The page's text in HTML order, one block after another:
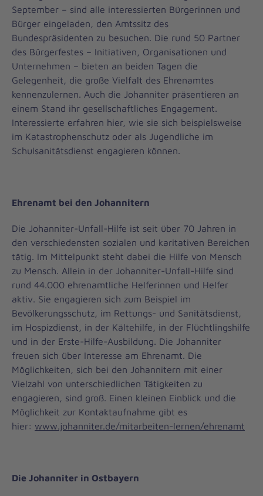
September – sind alle interessierten Bürgerinnen und
Bürger eingeladen, den Amtssitz des
Bundespräsidenten zu besuchen. Die rund 50 Partner
des Bürgerfestes – Initiativen, Organisationen und
Unternehmen – bieten an beiden Tagen die
Gelegenheit, die große Vielfalt des Ehrenamtes
kennenzulernen. Auch die Johanniter präsentieren an
einem Stand ihr gesellschaftliches Engagement.
Interessierte erfahren hier, wie sie sich beispielsweise
im Katastrophenschutz oder als Jugendliche im
Schulsanitätsdienst engagieren können.
Ehrenamt bei den Johannitern
Die Johanniter-Unfall-Hilfe ist seit über 70 Jahren in
den verschiedensten sozialen und karitativen Bereichen
tätig. Im Mittelpunkt steht dabei die Hilfe von Mensch
zu Mensch. Allein in der Johanniter-Unfall-Hilfe sind
rund 44.000 ehrenamtliche Helferinnen und Helfer
aktiv. Sie engagieren sich zum Beispiel im
Bevölkerungsschutz, im Rettungs- und Sanitätsdienst,
im Hospizdienst, in der Kältehilfe, in der Flüchtlingshilfe
und in der Erste-Hilfe-Ausbildung. Die Johanniter
freuen sich über Interesse am Ehrenamt. Die
Möglichkeiten, sich bei den Johannitern mit einer
Vielzahl von unterschiedlichen Tätigkeiten zu
engagieren, sind groß. Einen kleinen Einblick und die
Möglichkeit zur Kontaktaufnahme gibt es
hier: www.johanniter.de/mitarbeiten-lernen/ehrenamt
Die Johanniter in Ostbayern